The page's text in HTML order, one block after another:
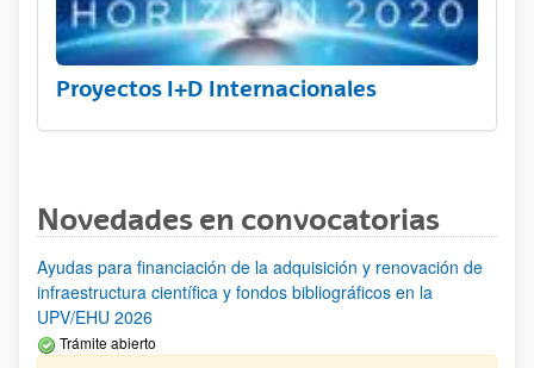
Proyectos I+D Internacionales
Novedades en convocatorias
Ayudas para financiación de la adquisición y renovación de
infraestructura científica y fondos bibliográficos en la
UPV/EHU 2026
Trámite abierto